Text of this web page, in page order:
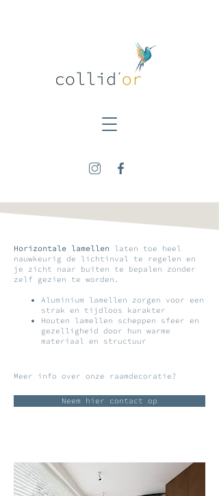
Horizontale lamellen laten toe heel
nauwkeurig de lichtinval te regelen en
je zicht naar buiten te bepalen zonder
zelf gezien te worden.
Aluminium lamellen zorgen voor een
strak en tijdloos karakter
Houten lamellen scheppen sfeer en
gezelligheid door hun warme
materiaal en structuur
Meer info over onze raamdecoratie?
Neem hier contact op